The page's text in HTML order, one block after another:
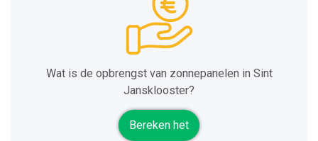
Wat is de opbrengst van zonnepanelen in Sint
Jansklooster?
Bereken het